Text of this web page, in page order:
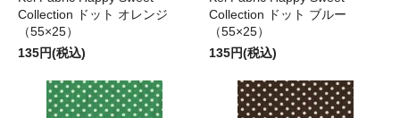
Collection ドット オレンジ
（55×25）
135円(税込)
Collection ドット ブルー
（55×25）
135円(税込)